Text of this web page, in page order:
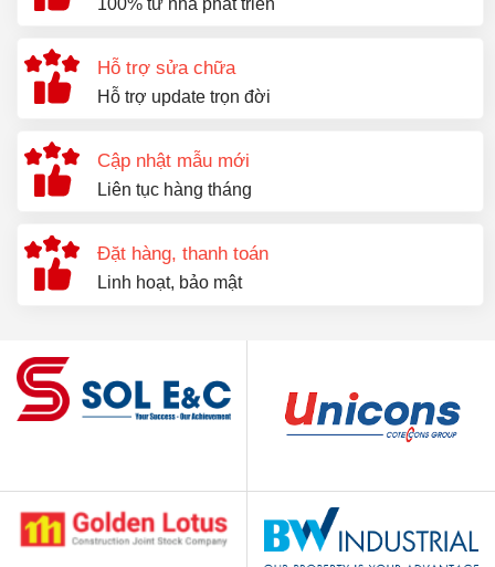
100% từ nhà phát triển
Hỗ trợ sửa chữa
Hỗ trợ update trọn đời
Cập nhật mẫu mới
Liên tục hàng tháng
Đặt hàng, thanh toán
Linh hoạt, bảo mật